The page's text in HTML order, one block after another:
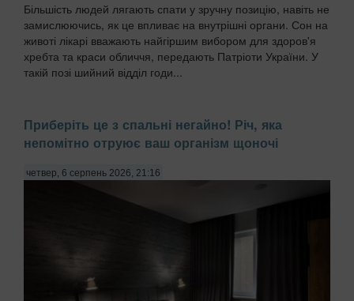
Більшість людей лягають спати у зручну позицію, навіть не
замислюючись, як це впливає на внутрішні органи. Сон на
животі лікарі вважають найгіршим вибором для здоров'я
хребта та краси обличчя, передають Патріоти України. У
такій позі шийний відділ годи...
Приберіть це з спальні негайно! Річ, яка
непомітно отруює ваш організм щоночі
четвер, 6 серпень 2026, 21:16